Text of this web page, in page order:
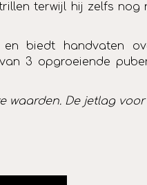
terwijl hij zelfs
biedt handvaten
3 opgroeiende
De jetlag